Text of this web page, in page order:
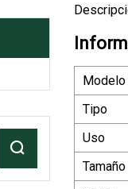
Modelo
Tipo
Uso
Tamaño